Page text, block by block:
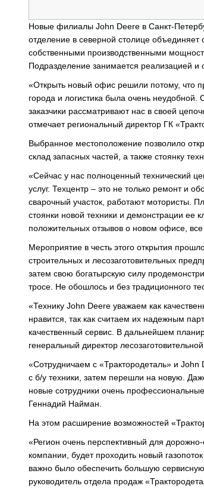
ИСПЫТАТЕЛИ
ТЕХНОЛОГИИ
ДОРОЖНАЯ ИНДУСТРИЯ
СЕРВИСМЕНЫ
Новые филиалы John Deere в Санкт-
отделение в северной столице
собственными производственными
Подразделение занимается реализацией и
«Открыть новый офис решили потому, что
города и логистика была очень
заказчики рассматривают нас в своей
отмечает региональный директор ГК
Выбранное местоположение позволило
склад запасных частей, а также стоянку
«Сейчас у нас полноценный технический
услуг. Техцентр – это не только ремонт и
сварочный участок, работают мотористы.
стоянки новой техники и демонстрации ее
положительных отзывов о новом офисе,
Мероприятие в честь этого открытия
строительных и лесозаготовительных
затем свою богатырскую силу
тросе. Не обошлось и без традиционного
«Технику John Deere уважаем как
нравится, так как считаем их надежным
качественный сервис. В дальнейшем
генеральный директор
«Сотрудничаем с «Трактородеталь» и
с б/у техники, затем перешли на новую.
новые сотрудники очень
Геннадий Найман.
На этом расширение возможностей
«Регион очень перспективный для
компании, будет проходить новый
важно было обеспечить большую
руководитель отдела продаж